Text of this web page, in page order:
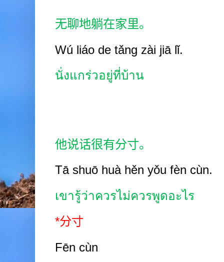
无聊地躺在家里。
Wú liáo de tǎng zài jiā lǐ.
นั่งแกร่วอยู่ที่บ้าน
他说话很有分寸。
Tā shuō huà hěn yǒu fèn cùn.
เขารู้ว่าควรไม่ควรพูดอะไร
*分寸
Fēn cùn